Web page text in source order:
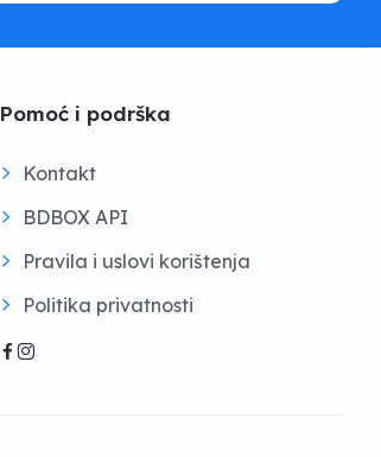
Pomoć i podrška
Kontakt
BDBOX API
Pravila i uslovi korištenja
Politika privatnosti